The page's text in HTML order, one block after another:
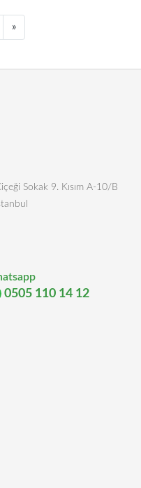
»Next
Sokak 9. Kısım A-10/B
0505 110 14 12